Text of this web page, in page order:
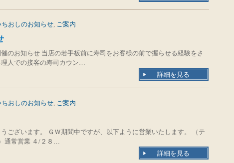
ちおしのお知らせ, ご案内
のお知らせ 当店の若手板前に寿司をお客様の前で握らせる経験をさ
人での接客の寿司カウン…
詳細を見る
ちおしのお知らせ, ご案内
ございます。 ＧＷ期間中ですが、以下ように営業いたします。 （テ
通常営業 ４/２８…
詳細を見る